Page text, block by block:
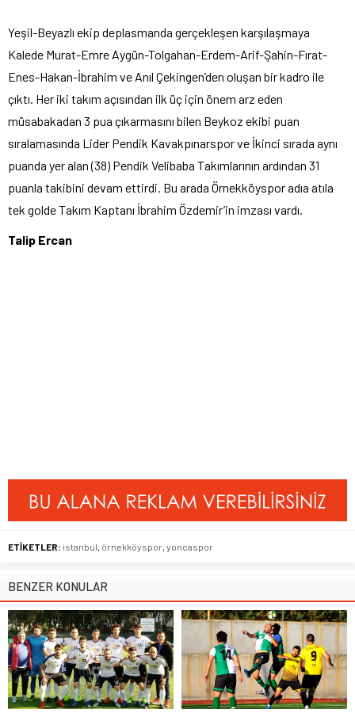
Yeşil-Beyazlı ekip deplasmanda gerçekleşen karşılaşmaya
Kalede Murat-Emre Aygün-Tolgahan-Erdem-Arif-Şahin-Fırat-
Enes-Hakan-İbrahim ve Anıl Çekingen’den oluşan bir kadro ile
çıktı. Her iki takım açısından ilk üç için önem arz eden
müsabakadan 3 pua çıkarmasını bilen Beykoz ekibi puan
sıralamasında Lider Pendik Kavakpınarspor ve İkinci sırada aynı
puanda yer alan (38) Pendik Velibaba Takımlarının ardından 31
puanla takibini devam ettirdi. Bu arada Örnekköyspor adıa atıla
tek golde Takım Kaptanı İbrahim Özdemir’in imzası vardı.
Talip Ercan
ETİKETLER: istanbul örnekköyspor yoncaspor
BENZER KONULAR